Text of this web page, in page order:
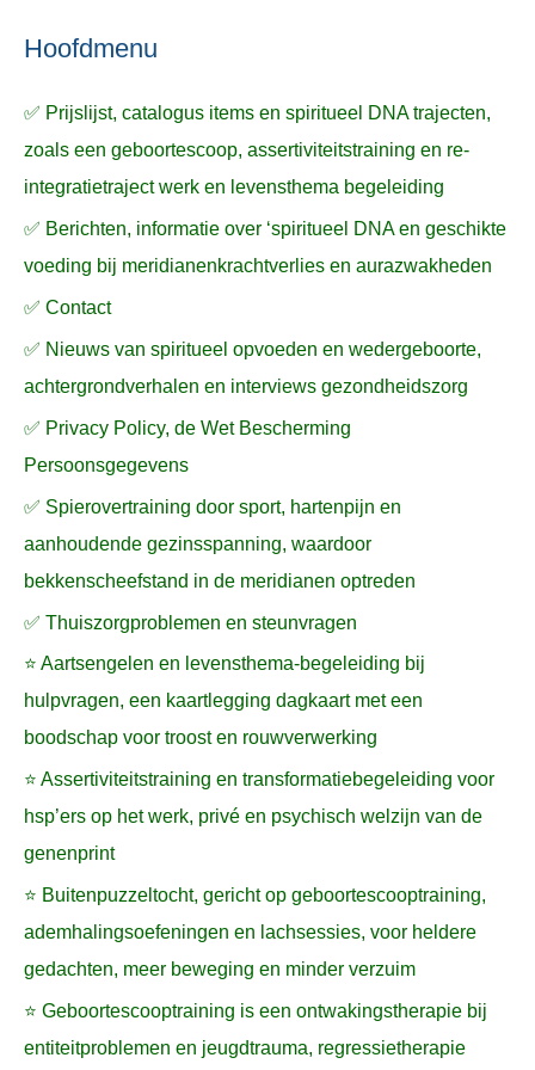
na
r
:
Hoofdmenu
✅ Prijslijst, catalogus items en spiritueel DNA trajecten,
zoals een geboortescoop, assertiviteitstraining en re-
integratietraject werk en levensthema begeleiding
✅ Berichten, informatie over ‘spiritueel DNA en geschikte
voeding bij meridianenkrachtverlies en aurazwakheden
✅ Contact
✅ Nieuws van spiritueel opvoeden en wedergeboorte,
achtergrondverhalen en interviews gezondheidszorg
✅ Privacy Policy, de Wet Bescherming
Persoonsgegevens
✅ Spierovertraining door sport, hartenpijn en
aanhoudende gezinsspanning, waardoor
bekkenscheefstand in de meridianen optreden
✅ Thuiszorgproblemen en steunvragen
⭐ Aartsengelen en levensthema-begeleiding bij
hulpvragen, een kaartlegging dagkaart met een
boodschap voor troost en rouwverwerking
⭐ Assertiviteitstraining en transformatiebegeleiding voor
hsp’ers op het werk, privé en psychisch welzijn van de
genenprint
⭐ Buitenpuzzeltocht, gericht op geboortescooptraining,
ademhalingsoefeningen en lachsessies, voor heldere
gedachten, meer beweging en minder verzuim
⭐ Geboortescooptraining is een ontwakingstherapie bij
entiteitproblemen en jeugdtrauma, regressietherapie
n